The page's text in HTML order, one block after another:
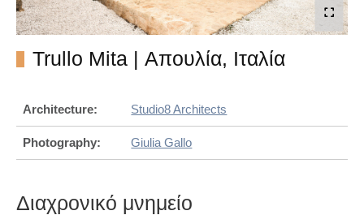
Trullo Mita | Απουλία, Ιταλία
Architecture: Studio8 Architects
Photography: Giulia Gallo
Διαχρονικό μνημείο